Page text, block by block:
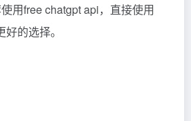
用free chatgpt api，直接使用
好的选择。